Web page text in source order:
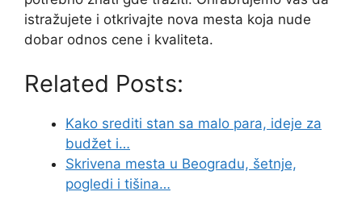
istražujete i otkrivajte nova mesta koja nude
dobar odnos cene i kvaliteta.
Related Posts:
Kako srediti stan sa malo para, ideje za
budžet i…
Skrivena mesta u Beogradu, šetnje,
pogledi i tišina…